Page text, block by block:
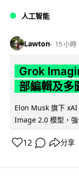
人工智能
Lawton 15 小時
Grok
部編輯及多
Elon Musk 旗下
Image 2.0 模型，
12 分享